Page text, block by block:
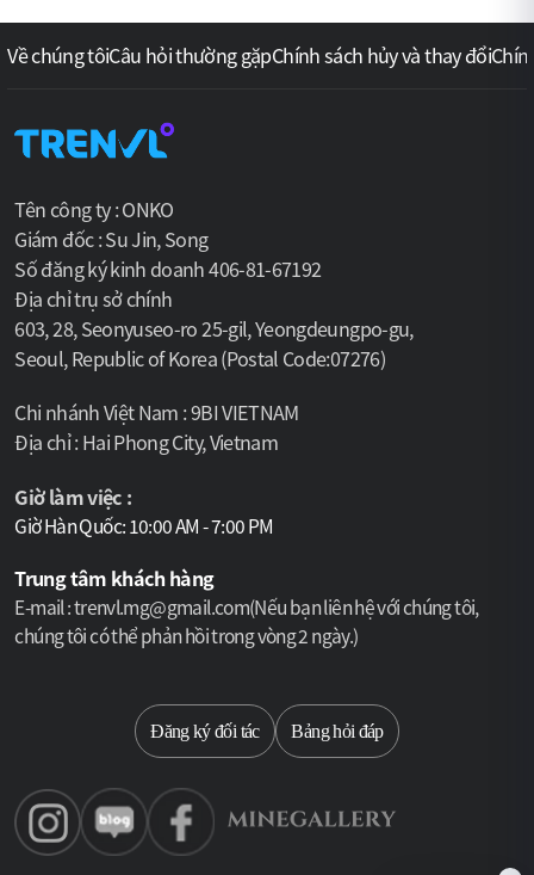
Về chúng tôiCâu hỏi thường gặpChính sách hủy và thay đổi
Tên công ty : ONKO
Giám đốc : Su Jin, Song
Số đăng ký kinh doanh 406-81-67192
Địa chỉ trụ sở chính
603, 28, Seonyuseo-ro 25-gil, Yeongdeungpo-gu,
Seoul, Republic of Korea (Postal Code:07276)
Chi nhánh Việt Nam : 9BI VIETNAM
Địa chỉ : Hai Phong City, Vietnam
Giờ làm việc :
Giờ Hàn Quốc: 10:00 AM - 7:00 PM
Trung tâm khách hàng
E-mail : trenvl.mg@gmail.com(Nếu bạn liên hệ với chúng tôi,
chúng tôi có thể phản hồi trong vòng 2 ngày.)
Đăng ký đối tác Bảng hỏi đáp